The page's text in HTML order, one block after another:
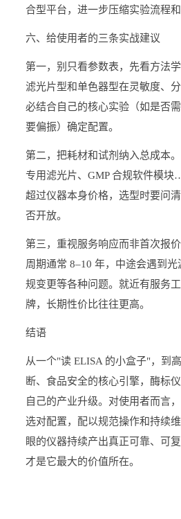
合型平台，进一步压缩实验流程和
六、给使用者的三条实战建议
第一，别只看参数表，先看方法
滤光片型和单色器型在灵敏度、
必结合自己的核心实验（如是否
要偏振）确定配置。
第二，把耗材和试剂纳入总成本
专用滤光片、GMP 合规软件模
超过仪器本身价格，选型时要问
否开放。
第三，重视服务响应而非首次报
周期通常 8–10 年，中途会遇到
规变更等各种问题。就近有服务
牌，长期性价比往往更高。
结语
从一个"读 ELISA 的小盒子"，到
断、食品安全的核心引擎，酶标
自己的产业升级。对使用者而言
选对配置，配以规范操作和持续
眼的仪器持续产出真正可靠、可
才是它最大的价值所在。